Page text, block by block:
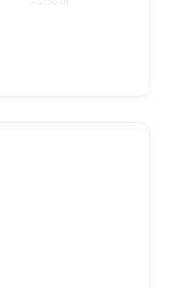
после
.